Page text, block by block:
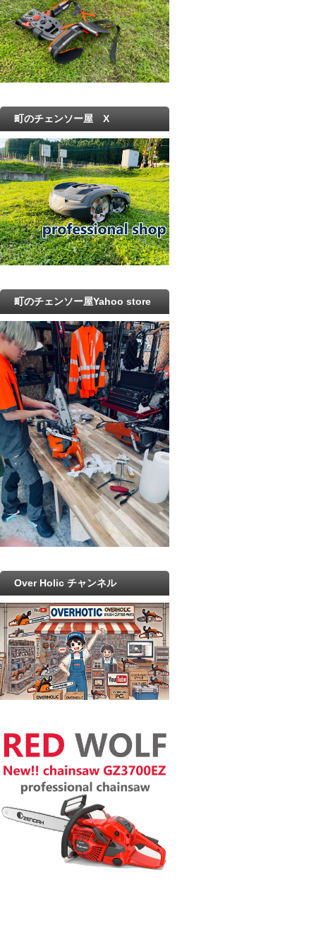
町のチェンソー屋 X
町のチェンソー屋Yahoo store
Over Holic チャンネル